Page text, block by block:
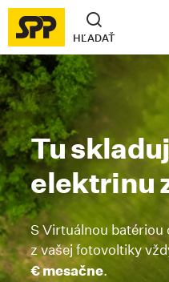
HĽADAŤ
Tu
elektrinu
S Virtuálnou batériou
z vašej fotovoltiky
€ mesačne.